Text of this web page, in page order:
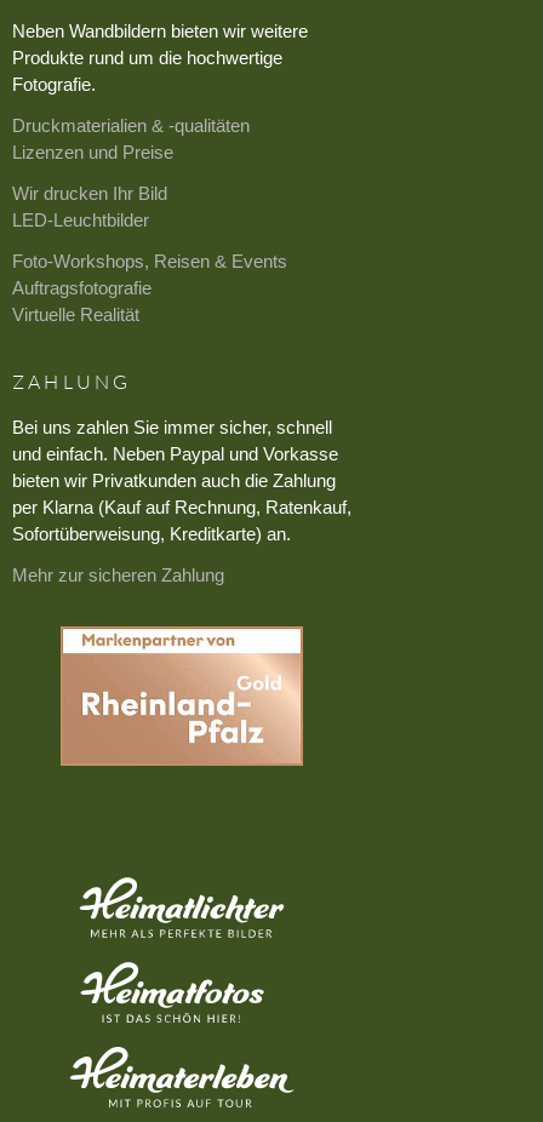
Neben Wandbildern bieten wir weitere
Produkte rund um die hochwertige
Fotografie.
Druckmaterialien & -qualitäten
Lizenzen und Preise
Wir drucken Ihr Bild
LED-Leuchtbilder
Foto-Workshops, Reisen & Events
Auftragsfotografie
Virtuelle Realität
ZAHLUNG
Bei uns zahlen Sie immer sicher, schnell
und einfach. Neben Paypal und Vorkasse
bieten wir Privatkunden auch die Zahlung
per Klarna (Kauf auf Rechnung, Ratenkauf,
Sofortüberweisung, Kreditkarte) an.
Mehr zur sicheren Zahlung